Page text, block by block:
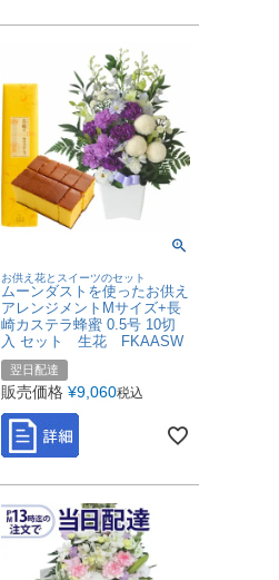
お供え花とスイーツのセット
ムーンダストを使ったお供え
アレンジメントMサイズ+長
崎カステラ蜂蜜 0.5号 10切
入 セット 生花 FKAASW
翌日配達
販売価格 ¥9,060税込